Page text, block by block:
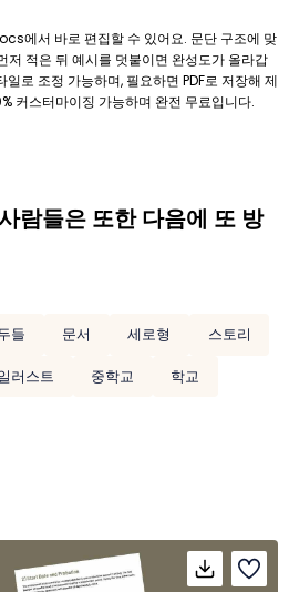
에서 바로 편집할 수 있어요. 문단 구조에 맞
저 적은 뒤 예시를 덧붙이면 완성도가 올라갑
일로 조정 가능하며, 필요하면 PDF로 저장해 제
커스터마이징 가능하며 완전 무료입니다.
람들은 또한 다음에 또 방
들 문서 세로형
스토리
러스트 중학교 학교